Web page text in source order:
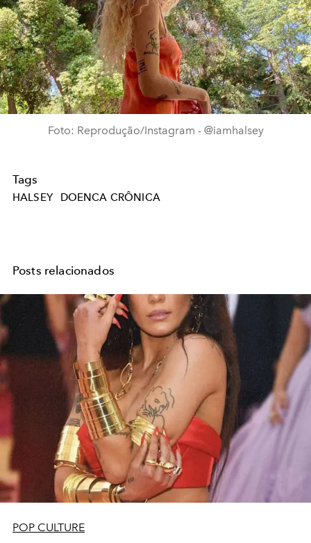
Foto: Reprodução/Instagram - @iamhalsey
Tags
HALSEY DOENCA CRÔNICA
Posts relacionados
POP CULTURE